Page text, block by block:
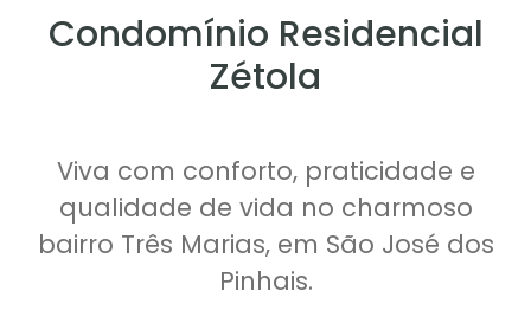
Condomínio Residencial
Zétola
Viva com conforto, praticidade e
qualidade de vida no charmoso
bairro Três Marias, em São José dos
Pinhais.